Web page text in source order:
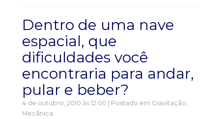
Dentro de uma nave
espacial, que
dificuldades você
encontraria para andar,
pular e beber?
4 de outubro, 2010 às 12:00 | Postado em Gravitação
Mecânica